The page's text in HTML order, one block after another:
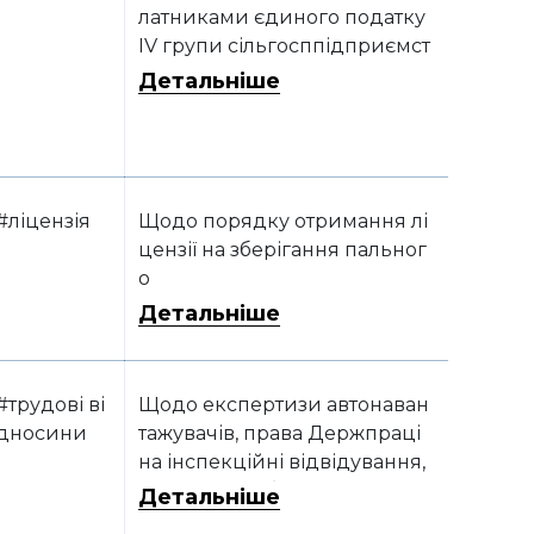
латниками єдиного податку
IV групи сільгосппідприємст
ва, діяльність яких згідно з К
Детальніше
Щодо порядку отримання лі
цензії на зберігання пальног
о
Детальніше
ві
Щодо експертизи автонаван
тажувачів, права Держпраці
на інспекційні відвідування,
відсутності обмежень стосов
Детальніше